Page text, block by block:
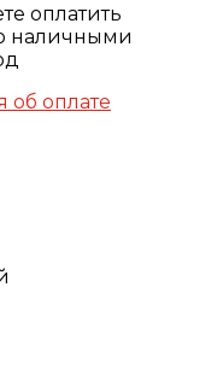
оплатить
наличными
оплате